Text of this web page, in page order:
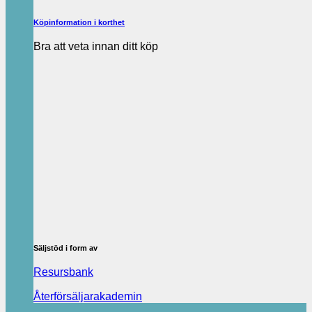
Köpinformation i korthet
Bra att veta innan ditt köp
Säljstöd i form av
Resursbank
Återförsäljarakademin